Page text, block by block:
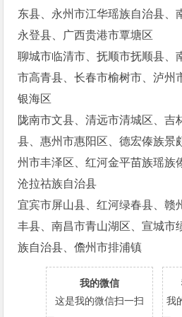
东县、永州市江华瑶族自治县、
永登县、广西贵港市覃塘区
聊城市临清市、抚顺市抚顺县、
市高青县、长春市榆树市、泸州
银海区
陇南市文县、清远市清城区、吉
县、惠州市惠阳区、德宏傣族景
州市丰泽区、红河金平苗族瑶族
沧拉祜族自治县
宜宾市屏山县、红河绿春县、赣
丰县、南昌市青山湖区、宣城市
族自治县、儋州市排浦镇
我的微信
这是我的微信扫一扫
我